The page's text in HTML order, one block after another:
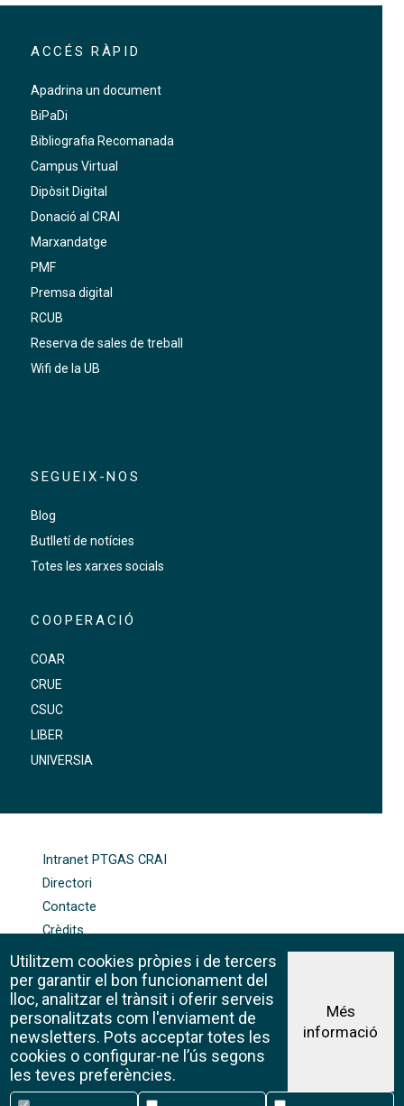
ACCÉS RÀPID
Apadrina un document
BiPaDi
Bibliografia Recomanada
Campus Virtual
Dipòsit Digital
Donació al CRAI
Marxandatge
PMF
Premsa digital
RCUB
Reserva de sales de treball
Wifi de la UB
SEGUEIX-NOS
Blog
Butlletí de notícies
Totes les xarxes socials
COOPERACIÓ
COAR
CRUE
CSUC
LIBER
UNIVERSIA
Intranet PTGAS CRAI
Directori
Contacte
Crèdits
Política de galetes
Avís legal
©CRAI Universitat de Barcelona
Creative Commons 4.0
Utilitzem cookies pròpies i de tercers
per garantir el bon funcionament del
lloc, analitzar el trànsit i oferir serveis
personalitzats com l'enviament de
newsletters. Pots acceptar totes les
cookies o configurar-ne l’ús segons
les teves preferències.
Més
informació